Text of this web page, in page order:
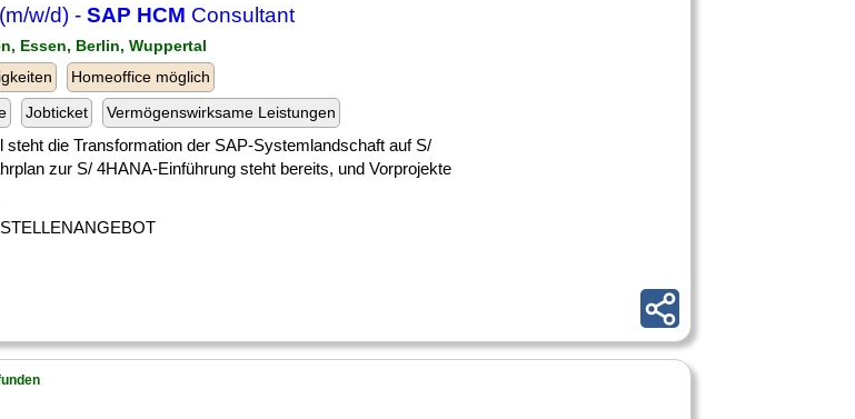
w/d) - SAP HCM Consultant
Essen, Berlin, Wuppertal
Homeoffice möglich
Jobticket Vermögenswirksame Leistungen
steht die Transformation der SAP-Systemlandschaft auf S/
zur S/ 4HANA-Einführung steht bereits, und Vorprojekte